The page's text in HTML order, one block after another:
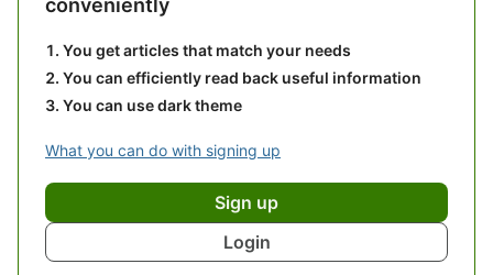
conveniently
You get articles that match your needs
You can efficiently read back useful information
You can use dark theme
What you can do with signing up
Sign up
Login